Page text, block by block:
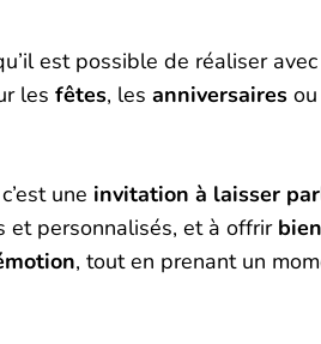
est possible de réaliser
les fêtes, les anniversaires
une invitation à laisser
et personnalisés, et à offrir
, tout en prenant un